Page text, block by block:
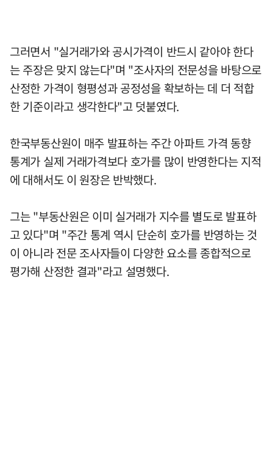
그러면서 "실거래가와 공시가격이 반드시 같아야 한다
는 주장은 맞지 않는다"며 "조사자의 전문성을 바탕으로
산정한 가격이 형평성과 공정성을 확보하는 데 더 적합
한 기준이라고 생각한다"고 덧붙였다.
한국부동산원이 매주 발표하는 주간 아파트 가격 동향
통계가 실제 거래가격보다 호가를 많이 반영한다는 지적
에 대해서도 이 원장은 반박했다.
그는 "부동산원은 이미 실거래가 지수를 별도로 발표하
고 있다"며 "주간 통계 역시 단순히 호가를 반영하는 것
이 아니라 전문 조사자들이 다양한 요소를 종합적으로
평가해 산정한 결과"라고 설명했다.